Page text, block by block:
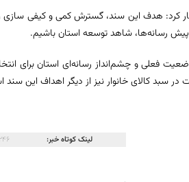
کرد: هدف این سند، گسترش کمی و کیفی
رسانه‌ها، شاهد توسعه استان باشیم.
وضعیت فعلی و چشم‌انداز رسانه‌ای استان
سبد کالای خانوار نیز از دیگر اهداف این
لینک کوتاه خبر: